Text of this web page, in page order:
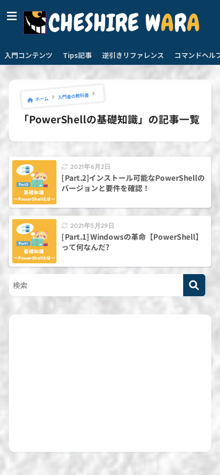
入門コンテンツ Tips記事 逆引きリファレンス コマンドヘル
ホーム 入門者の教科書
「PowerShellの基礎知識」の記事一覧
2021年6月2日
[Part.2]インストール可能なPowerShellの
バージョンと要件を確認！
2021年5月29日
[Part.1] Windowsの革命【PowerShell】
って何なんだ?